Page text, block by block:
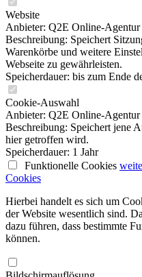
Website
Anbieter: Q2E Online-Agentur
Beschreibung: Speichert
Warenkörbe und weitere
Webseite zu gewährleisten.
Speicherdauer: bis zum Ende
Cookie-Auswahl
Anbieter: Q2E Online-Agentur
Beschreibung: Speichert jene
hier getroffen wird.
Speicherdauer: 1 Jahr
Funktionelle Cookies
Cookies
Hierbei handelt es sich um
der Website wesentlich sind.
dazu führen, dass bestimmte
können.